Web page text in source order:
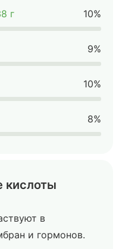
г 10%
9%
10%
8%
в
и гормонов.